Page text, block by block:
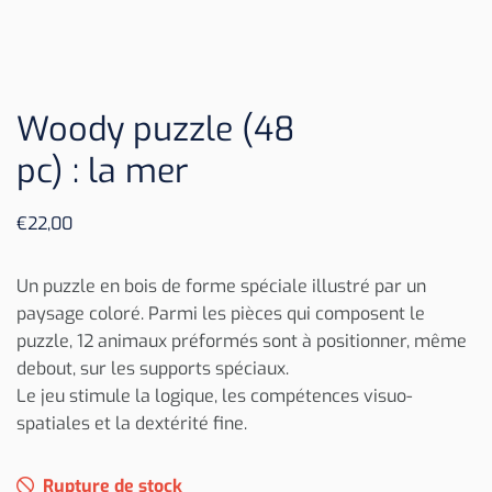
Woody puzzle (48
pc) : la mer
€22,00
Un puzzle en bois de forme spéciale illustré par un
paysage coloré. Parmi les pièces qui composent le
puzzle, 12 animaux préformés sont à positionner, même
debout, sur les supports spéciaux.
Le jeu stimule la logique, les compétences visuo-
spatiales et la dextérité fine.
Rupture de stock